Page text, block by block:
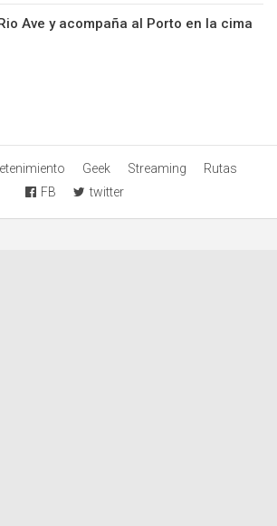
Ave y acompaña al Porto en la cima
Geek Streaming
Rutas
FB
twitter